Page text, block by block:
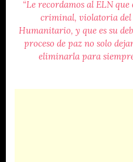
“Le recordamos al ELN
criminal, violatoria del
Humanitario, y que es su
proceso de paz no solo
eliminarla para